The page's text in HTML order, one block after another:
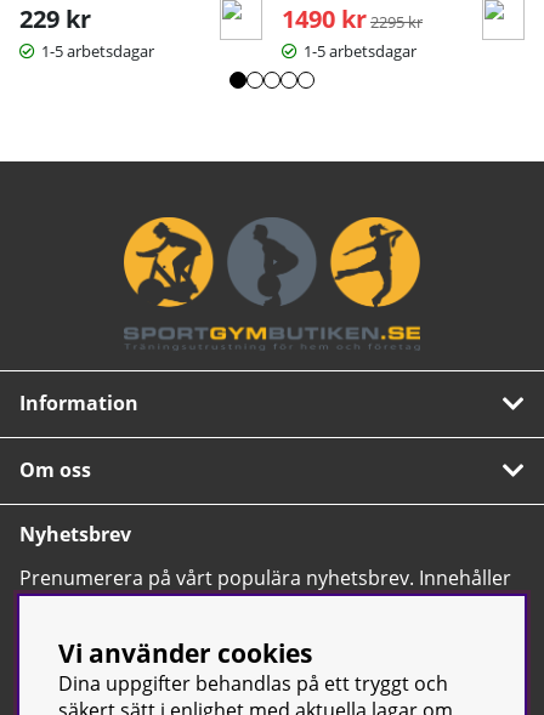
229 kr
1-5 arbetsdagar
1490 kr Ordinarie pris:
2295 kr
1-5 arbetsdagar
Information
Om oss
Nyhetsbrev
Prenumerera på vårt populära nyhetsbrev. Innehåller
tips, nyheter och våra allra bästa erbjudanden.
Vi använder cookies
Dina uppgifter behandlas på ett tryggt och